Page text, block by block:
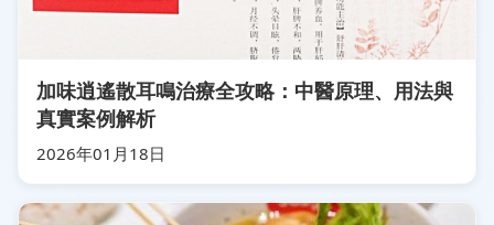
加味逍遙散耳鳴治療全攻略：中醫原理、用法與
真實案例解析
2026年01月18日